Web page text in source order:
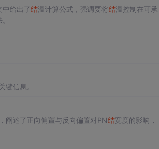
给出了结温计算公式，强调要将结温控制在可承
键信息。
阐述了正向偏置与反向偏置对PN结宽度的影响，